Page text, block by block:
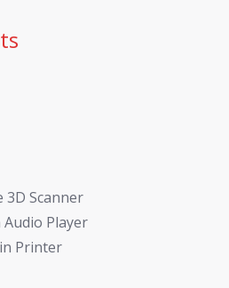
3D Scanner
Player
Printer